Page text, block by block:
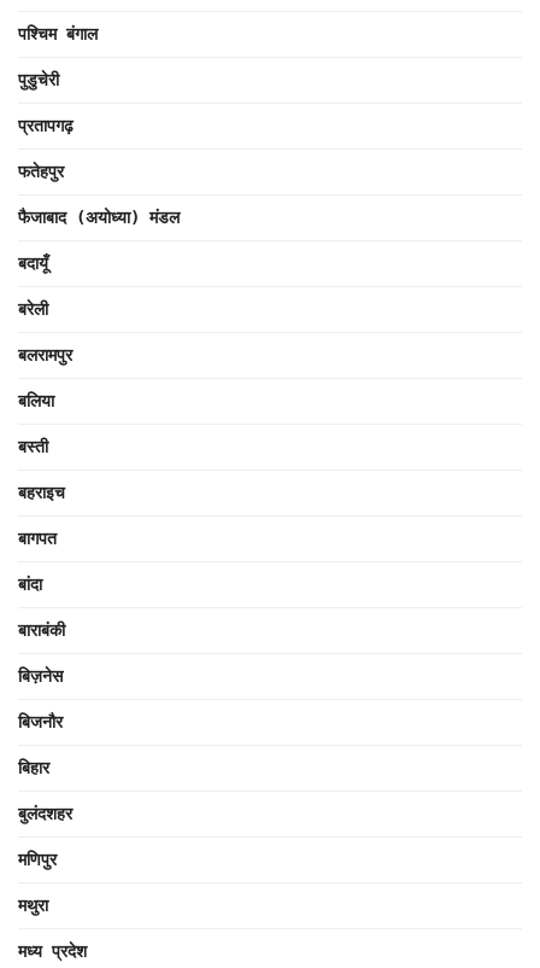
पश्चिम बंगाल
पुडुचेरी
प्रतापगढ़
फतेहपुर
फैजाबाद (अयोध्या) मंडल
बदायूँ
बरेली
बलरामपुर
बलिया
बस्ती
बहराइच
बागपत
बांदा
बाराबंकी
बिज़नेस
बिजनौर
बिहार
बुलंदशहर
मणिपुर
मथुरा
मध्य प्रदेश